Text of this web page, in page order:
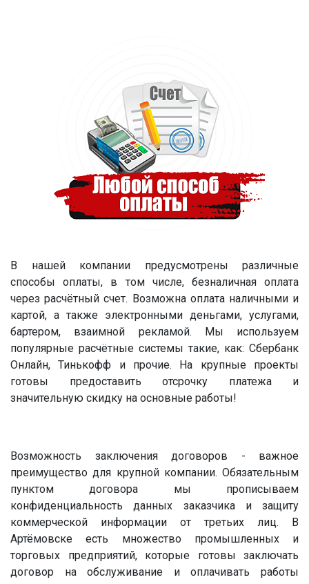
В нашей компании предусмотрены различные
способы оплаты, в том числе, безналичная оплата
через расчётный счет. Возможна оплата наличными и
картой, а также электронными деньгами, услугами,
бартером, взаимной рекламой. Мы используем
популярные расчётные системы такие, как: Сбербанк
Онлайн, Тинькофф и прочие. На крупные проекты
готовы предоставить отсрочку платежа и
значительную скидку на основные работы!
Возможность заключения договоров - важное
преимущество для крупной компании. Обязательным
пунктом договора мы прописываем
конфиденциальность данных заказчика и защиту
коммерческой информации от третьих лиц. В
Артёмовске есть множество промышленных и
торговых предприятий, которые готовы заключать
договор на обслуживание и оплачивать работы